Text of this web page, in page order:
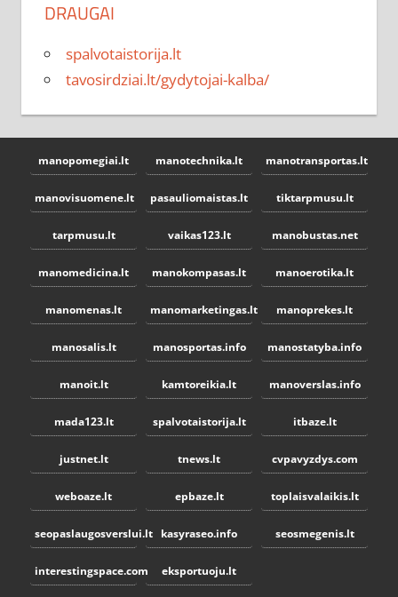
DRAUGAI
spalvotaistorija.lt
tavosirdziai.lt/gydytojai-kalba/
manopomegiai.lt manotechnika.lt manotransportas.lt
manovisuomene.lt pasauliomaistas.lt tiktarpmusu.lt
tarpmusu.lt vaikas123.lt manobustas.net
manomedicina.lt manokompasas.lt manoerotika.lt
manomenas.lt manomarketingas.lt manoprekes.lt
manosalis.lt manosportas.info manostatyba.info
manoit.lt kamtoreikia.lt manoverslas.info
mada123.lt spalvotaistorija.lt itbaze.lt
justnet.lt tnews.lt cvpavyzdys.com
weboaze.lt epbaze.lt toplaisvalaikis.lt
seopaslaugosverslui.lt kasyraseo.info seosmegenis.lt
interestingspace.com eksportuoju.lt